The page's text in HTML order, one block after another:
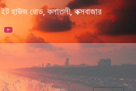
হাউজ রোড, কলাতলী, কক্সবাজার